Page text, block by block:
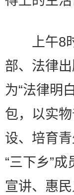
上午8时
部、法律
为“法律明
包，以实
设、培育
“三下乡”
宣讲、惠